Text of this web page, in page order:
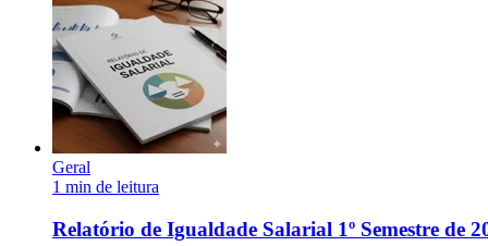
Geral
1 min de leitura
Relatório de Igualdade Salarial 1º Semestre de